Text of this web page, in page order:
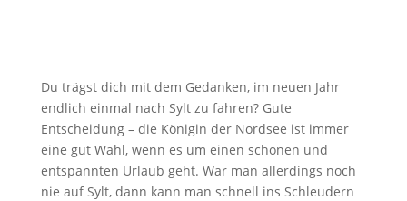
Du trägst dich mit dem Gedanken, im neuen Jahr
endlich einmal nach Sylt zu fahren? Gute
Entscheidung – die Königin der Nordsee ist immer
eine gut Wahl, wenn es um einen schönen und
entspannten Urlaub geht. War man allerdings noch
nie auf Sylt, dann kann man schnell ins Schleudern